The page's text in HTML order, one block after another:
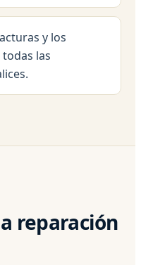
y los
las
reparación